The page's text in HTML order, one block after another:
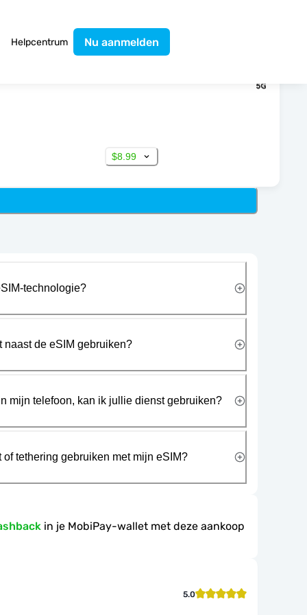
Helpcentrum Nu aanmelden
$8.99
technologie?
naast de eSIM gebruiken?
mijn telefoon, kan ik jullie dienst gebruiken?
tethering gebruiken met mijn eSIM?
in je MobiPay-wallet met deze aankoop
5.0